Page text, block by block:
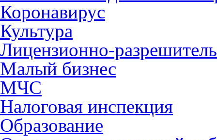
Коронавирус
Культура
Лицензионно-
Малый бизнес
МЧС
Налоговая инспекция
Образование